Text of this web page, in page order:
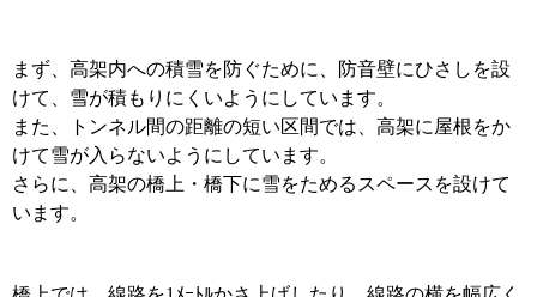
まず、高架内への積雪を防ぐために、防音壁にひさしを設
けて、雪が積もりにくいようにしています。
また、トンネル間の距離の短い区間では、高架に屋根をか
けて雪が入らないようにしています。
さらに、高架の橋上・橋下に雪をためるスペースを設けて
います。